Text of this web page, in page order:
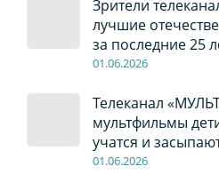
Зрители
лучшие
за последние 25
01.06.2026
Телеканал
мультфильмы
учатся и
01.06.2026